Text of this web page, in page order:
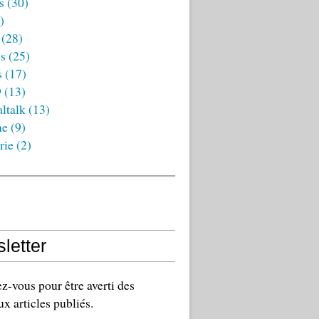
(25)
(17)
(13)
(13)
(9)
(2)
vous pour être averti des
articles publiés.